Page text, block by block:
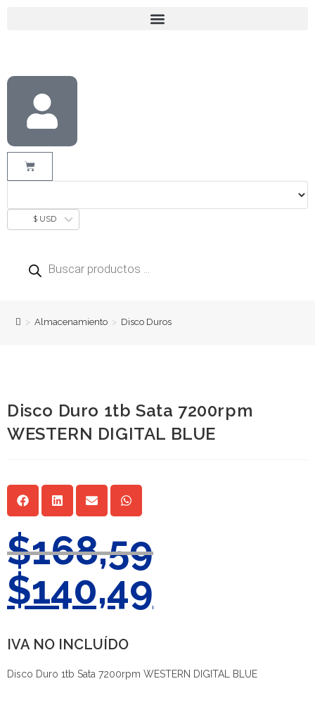
$ USD
> Almacenamiento > Disco Duros
Disco Duro 1tb Sata 7200rpm
WESTERN DIGITAL BLUE
$168,59
$140,49
IVA NO INCLUÍDO
Disco Duro 1tb Sata 7200rpm WESTERN DIGITAL BLUE